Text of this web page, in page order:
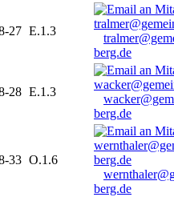
27 E.1.3
berg.de
28 E.1.3
berg.de
33 O.1.6
berg.de